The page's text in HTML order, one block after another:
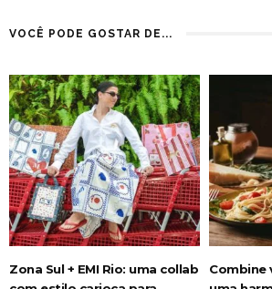
VOCÊ PODE GOSTAR DE...
Zona Sul + EMI Rio: uma collab
Combine